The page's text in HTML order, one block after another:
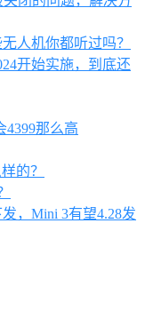
人机你都听过吗？
开始实施，到底还
4399那么高
的？
，Mini 3有望4.28发